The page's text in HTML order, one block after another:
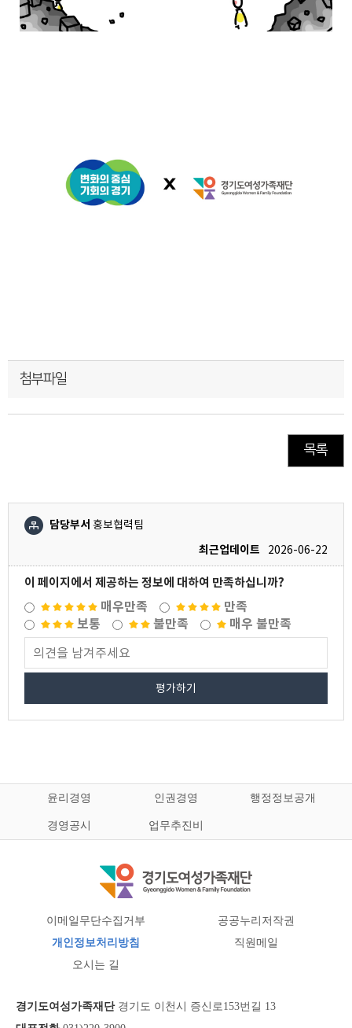
첨부파일
목록
담당부서 홍보협력팀
최근업데이트
2026-06-22
이 페이지에서 제공하는 정보에 대하여 만족하십니까?
매우만족
만족
보통
불만족 매우 불만족
평가하기
윤리경영 인권경영 행정정보공개
경영공시 업무추진비
이메일무단수집거부
공공누리저작권
개인정보처리방침
직원메일
오시는 길
경기도여성가족재단경기도 이천시 증신로153번길 13